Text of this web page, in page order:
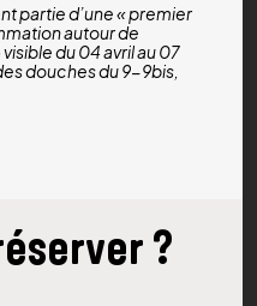
partie d’une « premier
autour de
du 04 avril au 07
douches du 9-9bis,
?